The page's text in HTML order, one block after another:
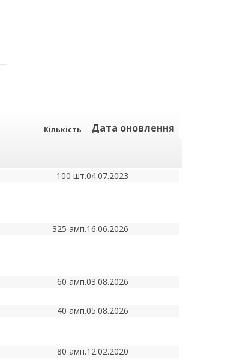
Кількість Дата оновлення
100 шт.04.07.2023
325 амп.16.06.2026
60 амп.03.08.2026
40 амп.05.08.2026
80 амп.12.02.2020